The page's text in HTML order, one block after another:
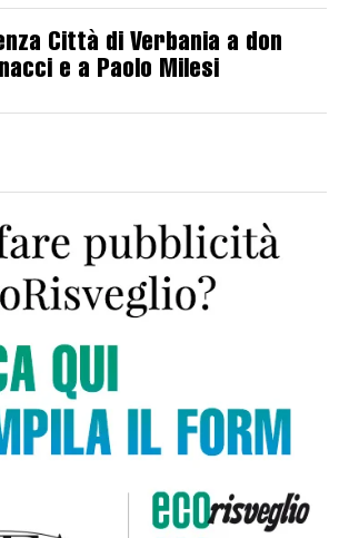
Città di Verbania a don
e a Paolo Milesi